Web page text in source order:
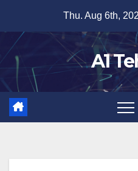
content
Thu. Aug 6th,
A1